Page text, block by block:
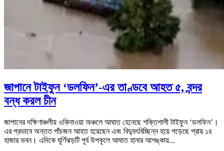
জাপানে টাইফুন ‘ডলফিন’-এর তাণ্ডবে আহত ৫, বন্দর
বন্ধ করল চীন
জাপানের দক্ষিণাঞ্চলীয় ওকিনাওয়া অঞ্চলে আঘাত হেনেছে শক্তিশালী টাইফুন ‘ডলফিন’।
এর প্রভাবে অন্তত পাঁচজন আহত হয়েছেন এবং বিদ্যুৎবিচ্ছিন্ন হয়ে পড়েছে প্রায় ১৪
হাজার ভবন। এদিকে ঘূর্ণিঝড়টি পূর্ব উপকূলে আঘাত হানার আশঙ্কায়...